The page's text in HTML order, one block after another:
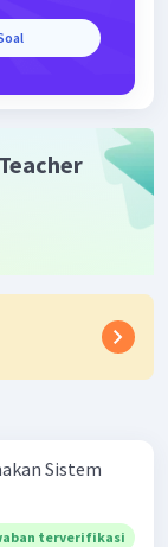
Sistem
terverifikasi